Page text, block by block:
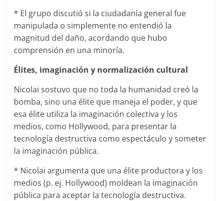
* El grupo discutió si la ciudadanía general fue
manipulada o simplemente no entendió la
magnitud del daño, acordando que hubo
comprensión en una minoría.
Élites, imaginación y normalización cultural
Nicolai sostuvo que no toda la humanidad creó la
bomba, sino una élite que maneja el poder, y que
esa élite utiliza la imaginación colectiva y los
medios, como Hollywood, para presentar la
tecnología destructiva como espectáculo y someter
la imaginación pública.
* Nicolai argumenta que una élite productora y los
medios (p. ej. Hollywood) moldean la imaginación
pública para aceptar la tecnología destructiva.